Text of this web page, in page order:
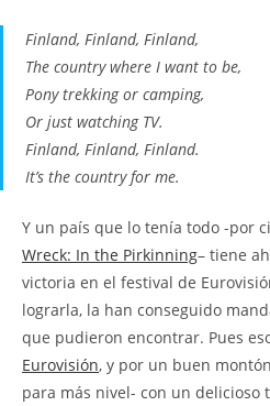
Finland, Finland, Finland,
The country where I want to be,
Pony trekking or camping,
Or just watching TV.
Finland, Finland, Finland.
It’s the country for me.
Y un país que lo tenía todo -por
Wreck: In the Pirkinning– tiene
victoria en el festival de
lograrla, la han conseguido
que pudieron encontrar. Pues
Eurovisión, y por un buen
para más nivel- con un delicioso